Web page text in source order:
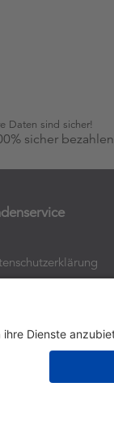
Daten sind sicher!
sicher bezahlen